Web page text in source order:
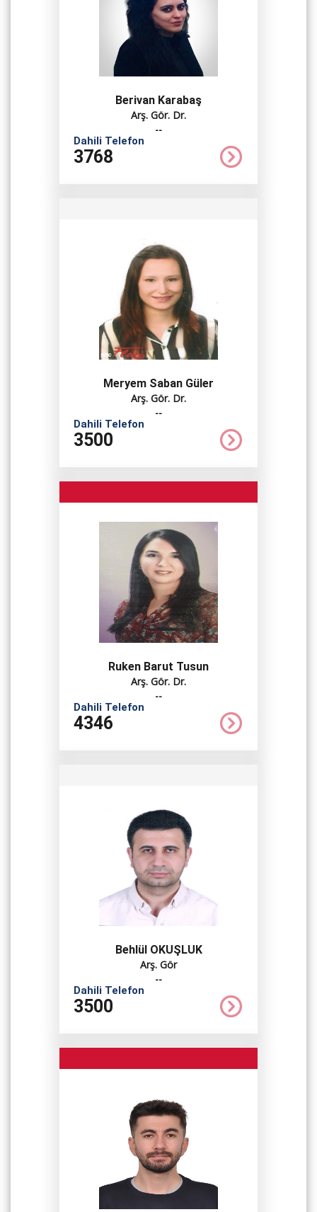
Berivan Karabaş
Arş. Gör. Dr.
--
Dahili Telefon
3768
Meryem Saban Güler
Arş. Gör. Dr.
--
Dahili Telefon
3500
Ruken Barut Tusun
Arş. Gör. Dr.
--
Dahili Telefon
4346
Behlül OKUŞLUK
Arş. Gör
--
Dahili Telefon
3500